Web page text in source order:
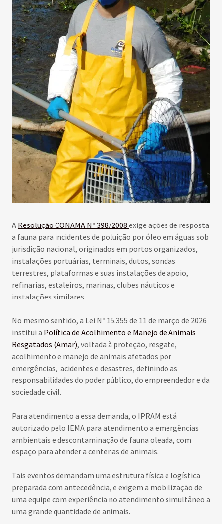
A Resolução CONAMA Nº 398/2008 exige ações de resposta
a fauna para incidentes de poluição por óleo em águas sob
jurisdição nacional, originados em portos organizados,
instalações portuárias, terminais, dutos, sondas
terrestres, plataformas e suas instalações de apoio,
refinarias, estaleiros, marinas, clubes náuticos e
instalações similares.
No mesmo sentido, a Lei Nº 15.355 de 11 de março de 2026
institui a Política de Acolhimento e Manejo de Animais
Resgatados (Amar), voltada à proteção, resgate,
acolhimento e manejo de animais afetados por
emergências, acidentes e desastres, definindo as
responsabilidades do poder público, do empreendedor e da
sociedade civil.
Para atendimento a essa demanda, o IPRAM está
autorizado pelo IEMA para atendimento a emergências
ambientais e descontaminação de fauna oleada, com
espaço para atender a centenas de animais.
Tais eventos demandam uma estrutura física e logística
preparada com antecedência, e exigem a mobilização de
uma equipe com experiência no atendimento simultâneo a
uma grande quantidade de animais.